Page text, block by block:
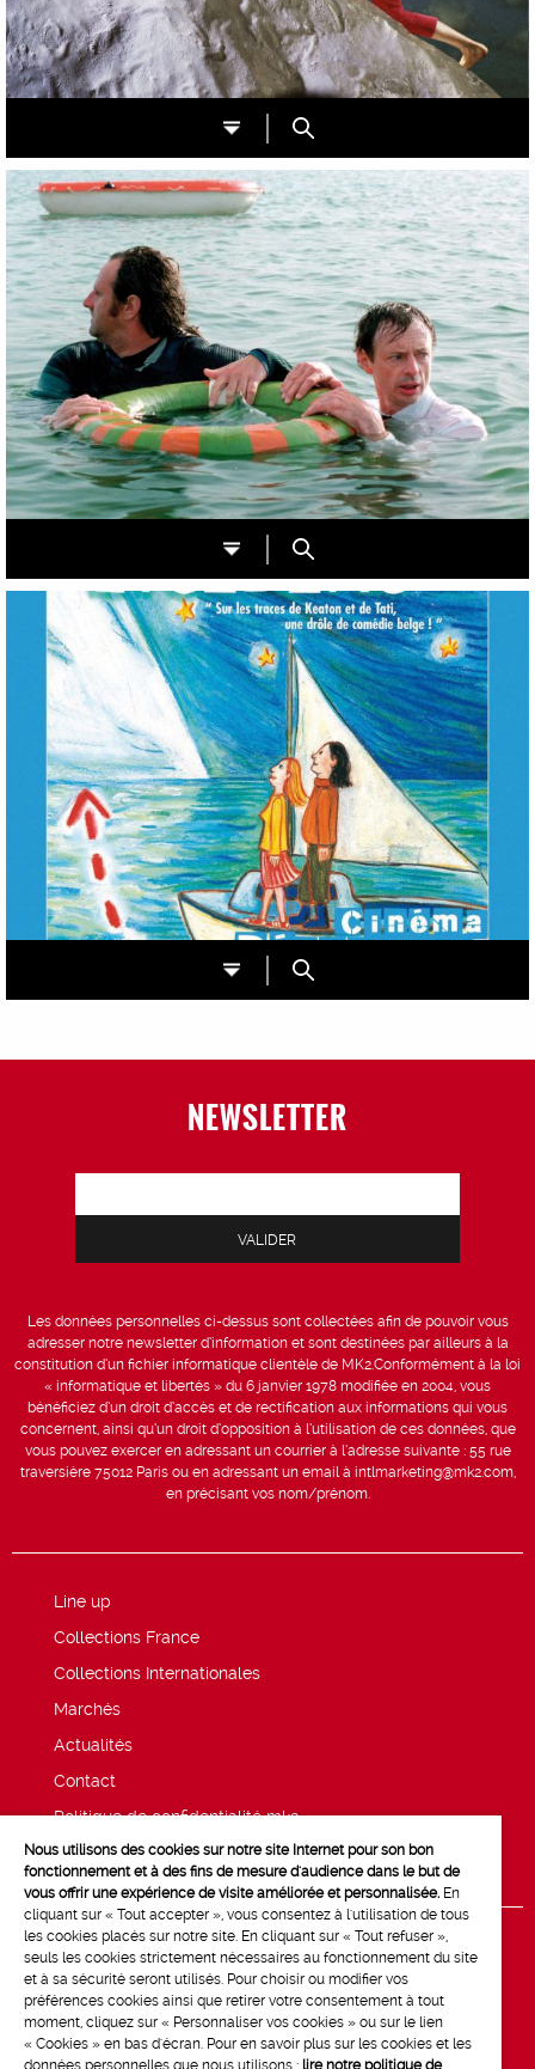
NEWSLETTER
Les données personnelles ci-dessus sont collectées afin de pouvoir vous
adresser notre newsletter d’information et sont destinées par ailleurs à la
constitution d’un fichier informatique clientèle de MK2.Conformément à la loi
« informatique et libertés » du 6 janvier 1978 modifiée en 2004, vous
bénéficiez d’un droit d’accès et de rectification aux informations qui vous
concernent, ainsi qu’un droit d’opposition à l’utilisation de ces données, que
vous pouvez exercer en adressant un courrier à l’adresse suivante : 55 rue
traversière 75012 Paris ou en adressant un email à intlmarketing@mk2.com,
en précisant vos nom/prénom.
Line up
Collections France
Collections Internationales
Marchés
Actualités
Contact
Politique de confidentialité mk2
Mentions légales
Nous utilisons des cookies sur notre site Internet pour son bon
fonctionnement et à des fins de mesure d'audience dans le but de
vous offrir une expérience de visite améliorée et personnalisée. En
cliquant sur « Tout accepter », vous consentez à l'utilisation de tous
les cookies placés sur notre site. En cliquant sur « Tout refuser »,
seuls les cookies strictement nécessaires au fonctionnement du site
et à sa sécurité seront utilisés. Pour choisir ou modifier vos
préférences cookies ainsi que retirer votre consentement à tout
moment, cliquez sur « Personnaliser vos cookies » ou sur le lien
« Cookies » en bas d'écran. Pour en savoir plus sur les cookies et les
données personnelles que nous utilisons : lire notre politique de